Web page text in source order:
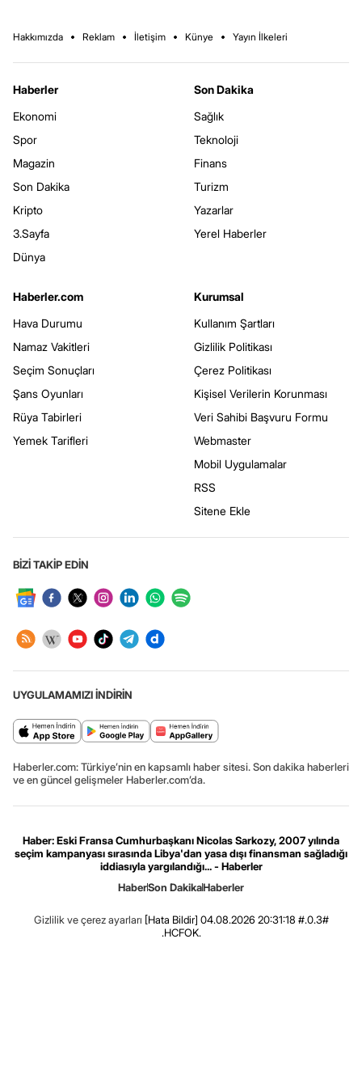
Hakkımızda Reklam İletişim Künye Yayın İlkeleri
Haberler
Ekonomi
Spor
Magazin
Son Dakika
Kripto
3.Sayfa
Dünya
Son Dakika
Sağlık
Teknoloji
Finans
Turizm
Yazarlar
Yerel Haberler
Haberler.com
Hava Durumu
Namaz Vakitleri
Seçim Sonuçları
Şans Oyunları
Rüya Tabirleri
Yemek Tarifleri
Kurumsal
Kullanım Şartları
Gizlilik Politikası
Çerez Politikası
Kişisel Verilerin Korunması
Veri Sahibi Başvuru Formu
Webmaster
Mobil Uygulamalar
RSS
Sitene Ekle
BİZİ TAKİP EDİN
UYGULAMAMIZI İNDİRİN
Haberler.com: Türkiye’nin en kapsamlı haber sitesi. Son dakika haberleri
ve en güncel gelişmeler Haberler.com’da.
Haber: Eski Fransa Cumhurbaşkanı Nicolas Sarkozy, 2007 yılında
seçim kampanyası sırasında Libya'dan yasa dışı finansman sağladığı
iddiasıyla yargılandığı... - Haberler
HaberSon DakikaHaberler
Gizlilik ve çerez ayarları [Hata Bildir] 04.08.2026 20:31:18 #.0.3#
.HCFOK.